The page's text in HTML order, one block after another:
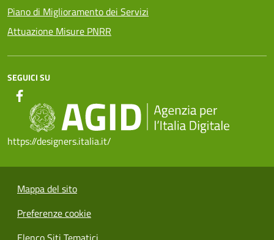
Piano di Miglioramento dei Servizi
Attuazione Misure PNRR
SEGUICI SU
https://designers.italia.it/
Mappa del sito
Preferenze cookie